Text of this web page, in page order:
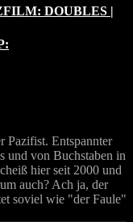
DOUBLES |
Pazifist. Entspannter
und von Buchstaben in
hier seit 2000 und
auch? Ach ja, der
soviel wie "der Faule"